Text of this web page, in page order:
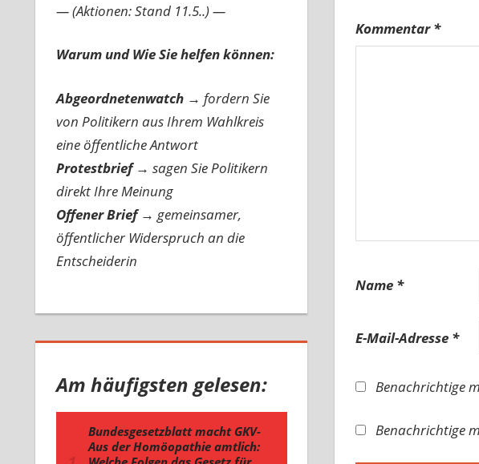
Kommentar*
Name *
E-Mail-Adresse *
Benachrichtige
Benachrichtige
— (Aktionen: Stand 11.5..) —
Warum und Wie Sie helfen können:
Abgeordnetenwatch → fordern Sie
von Politikern aus Ihrem Wahlkreis
eine öffentliche Antwort
Protestbrief → sagen Sie Politikern
direkt Ihre Meinung
Offener Brief → gemeinsamer,
öffentlicher Widerspruch an die
Entscheiderin
Am häufigsten gelesen: